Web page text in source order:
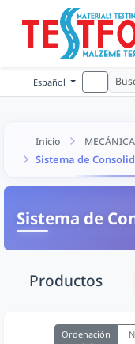
Español
Inicio
Sistema de
Sistema de
Productos
Ordenación